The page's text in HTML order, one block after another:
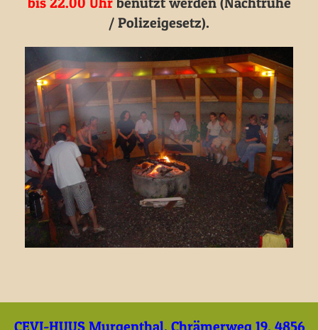
/ Polizeigesetz).
CEVI-HUUS Murgenthal, Chrämerweg 19, 4856